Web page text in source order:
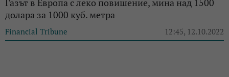
Газът в Европа с леко повишение, мина над 1500
долара за 1000 куб. метра
Financial Tribune 12:45, 12.10.2022